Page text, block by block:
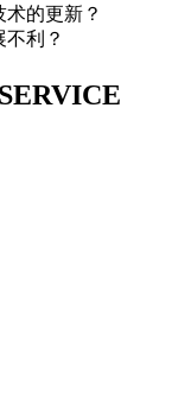
的更新？
利？